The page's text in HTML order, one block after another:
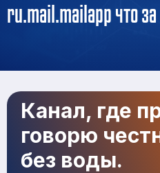
ru.mail.mailapp что
Канал, где
говорю
без воды.